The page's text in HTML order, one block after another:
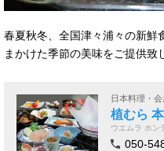
春夏秋冬、全国津々浦々の新鮮
まかけた季節の美味をご提供致
日本料理・
植むら
ウエムラ ホン
050-